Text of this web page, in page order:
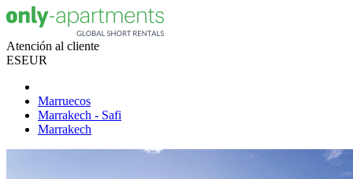
Atención al cliente
ESEUR
Marruecos
Marrakech - Safi
Marrakech